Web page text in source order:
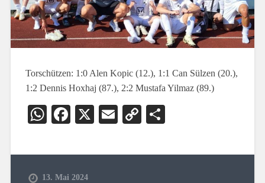
Torschützen: 1:0 Alen Kopic (12.), 1:1 Can Sülzen (20.),
1:2 Dennis Hoxhaj (87.), 2:2 Mustafa Yilmaz (89.)
WhatsApp
Facebook
X EmailCopy
13. Mai 2024